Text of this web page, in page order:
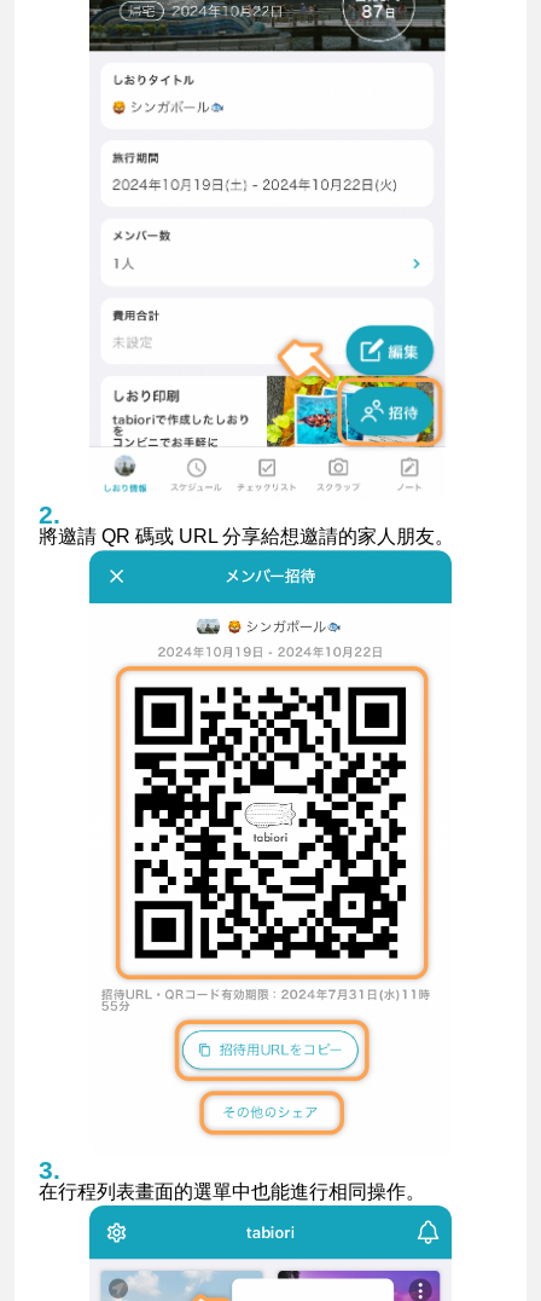
將邀請 QR 碼或 URL 分享給想邀請的家人朋友。
在行程列表畫面的選單中也能進行相同操作。